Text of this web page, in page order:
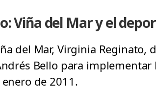
Viña del Mar y el
del Mar, Virginia Reginato,
Bello para implementar
de 2011.